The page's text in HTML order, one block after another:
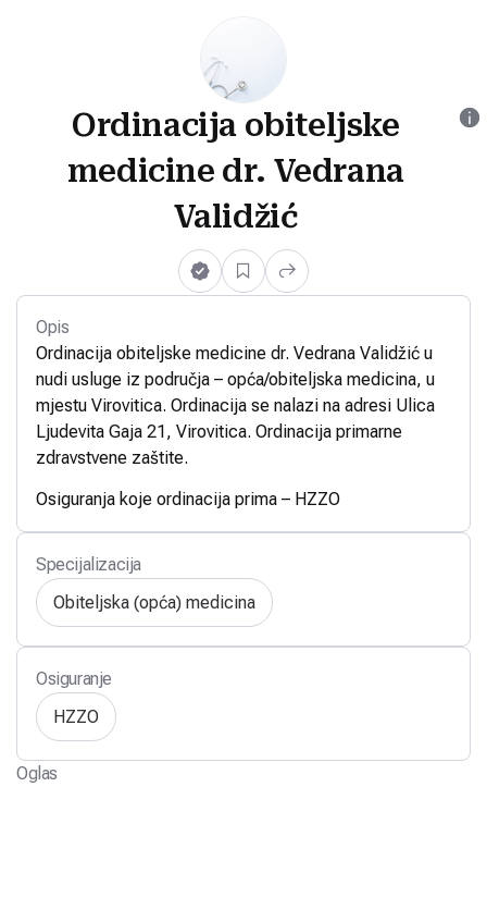
Ordinacija obiteljske
medicine dr. Vedrana
Validžić
Opis
Ordinacija obiteljske medicine dr. Vedrana Validžić u
nudi usluge iz područja – opća/obiteljska medicina, u
mjestu Virovitica. Ordinacija se nalazi na adresi Ulica
Ljudevita Gaja 21, Virovitica. Ordinacija primarne
zdravstvene zaštite.
Osiguranja koje ordinacija prima – HZZO
Specijalizacija
Obiteljska (opća) medicina
Osiguranje
HZZO
Oglas